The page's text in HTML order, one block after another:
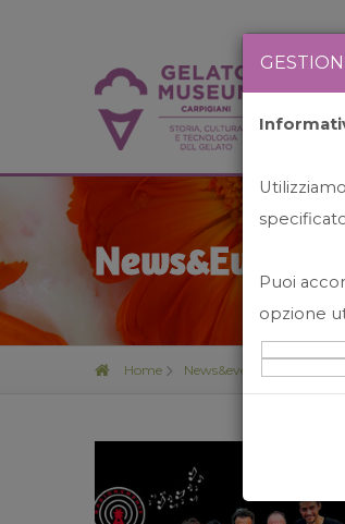
News&Events
Home News&events
Puoi
opzione